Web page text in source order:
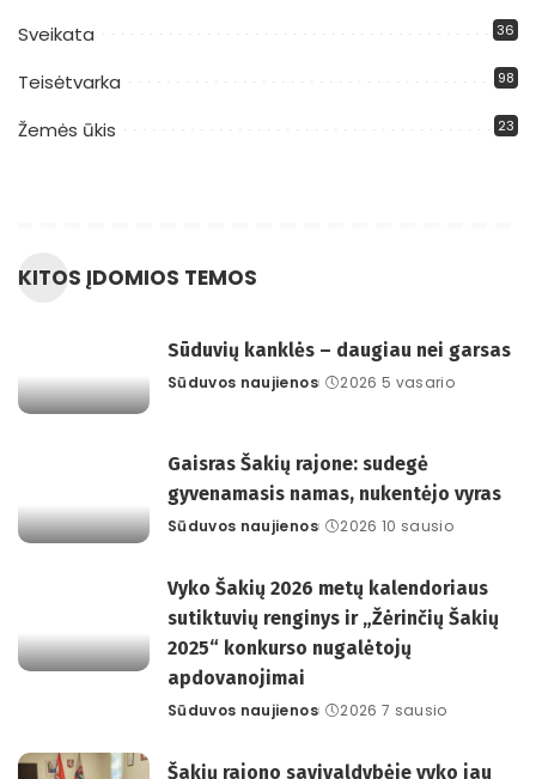
Sveikata 36
Teisėtvarka 98
Žemės ūkis 23
KITOS ĮDOMIOS TEMOS
Sūduvių kanklės – daugiau nei garsas
Posted
Sūduvos naujienos 2026 5 vasario
Gaisras Šakių rajone: sudegė
gyvenamasis namas, nukentėjo vyras
Posted
Sūduvos naujienos 2026 10 sausio
Vyko Šakių 2026 metų kalendoriaus
sutiktuvių renginys ir „Žėrinčių Šakių
2025“ konkurso nugalėtojų
apdovanojimai
Posted
Sūduvos naujienos 2026 7 sausio
Šakių rajono savivaldybėje vyko jau